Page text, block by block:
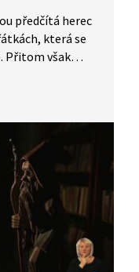
předčítá herec
která se
Přitom však